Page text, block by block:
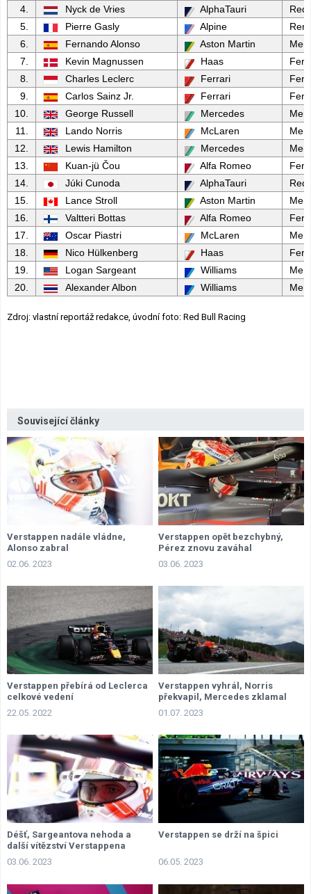
4. Nyck de Vries AlphaTauri
Red
5.
Pierre Gasly Alpine
6.
Fernando Alonso Aston Martin
7.
Kevin Magnussen Haas
8.
Charles Leclerc Ferrari
9.
Carlos Sainz Jr. Ferrari
10.
George Russell Mercedes
11.
Lando Norris McLaren
12.
Lewis Hamilton Mercedes
13.
Kuan-jü Čou Alfa Romeo
14.
Júki Cunoda AlphaTauri
Red
15.
Lance Stroll Aston Martin
16.
Valtteri Bottas Alfa Romeo
17.
Oscar Piastri McLaren
18.
Nico Hülkenberg Haas
19.
Logan Sargeant Williams
20.
Alexander Albon Williams
Zdroj: vlastní reportáž redakce, úvodní foto: Red Bull Racing
Související články
Verstappen nadále vládne,
Alonso zabral
02.06. 2023
Verstappen opět bezchybný,
Pérez znovu zaváhal
03.06. 2023
Verstappen přebírá od Leclerca
celkové vedení
22.05. 2022
Verstappen vyhrál, Norris
překvapil, Mercedes zklamal
01.07. 2023
Déšť, Sargeantova nehoda a
další vítězství Verstappena
03.06. 2023
Verstappen se drží na špici
06.05. 2023